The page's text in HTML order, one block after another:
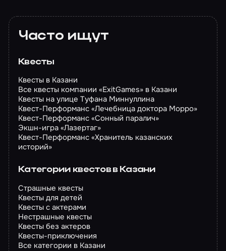
Часто ищут
Квесты
Квесты в Казани
Все квесты компании «ExitGames» в Казани
Квесты на улице Туфана Миннуллина
Квест-Перформанс «Лечебница доктора Морро»
Квест-Перформанс «Сонный паралич»
Экшн-игра «Лазертаг»
Квест-Перформанс «Хранитель казанских
историй»
Категории квестов в Казани
Страшные квесты
Квесты для детей
Квесты с актерами
Нестрашные квесты
Квесты без актеров
Квесты-приключения
Все категории в Казани